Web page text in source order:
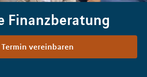
Finanzberatung
Termin vereinbaren